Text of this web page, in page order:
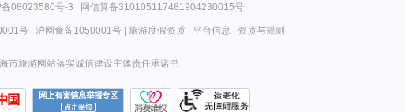
08023580号-3 | 网信算备310105117481904230015号
号| 沪网食备1050001号| 旅游度假资质| 平台信息 资质与规则
海市旅游网站落实诚信建设主体责任承诺书